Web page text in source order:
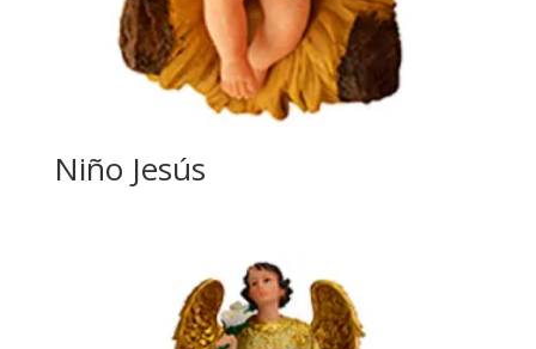
Niño Jesús